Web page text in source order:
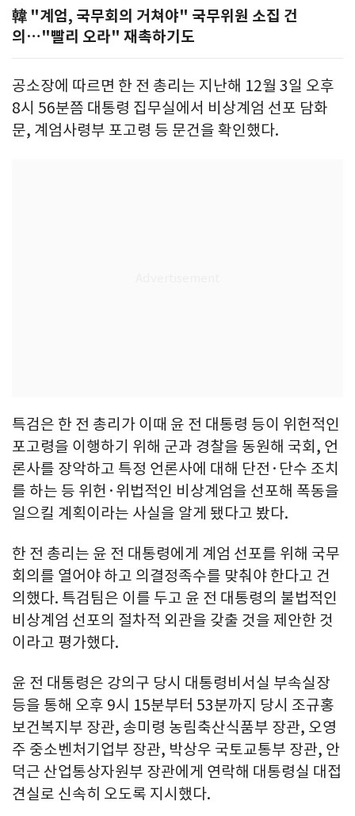
韓 "계엄, 국무회의 거쳐야" 국무위원 소집 건
의…"빨리 오라" 재촉하기도
공소장에 따르면 한 전 총리는 지난해 12월 3일 오후
8시 56분쯤 대통령 집무실에서 비상계엄 선포 담화
문, 계엄사령부 포고령 등 문건을 확인했다.
특검은 한 전 총리가 이때 윤 전 대통령 등이 위헌적인
포고령을 이행하기 위해 군과 경찰을 동원해 국회, 언
론사를 장악하고 특정 언론사에 대해 단전·단수 조치
를 하는 등 위헌·위법적인 비상계엄을 선포해 폭동을
일으킬 계획이라는 사실을 알게 됐다고 봤다.
한 전 총리는 윤 전 대통령에게 계엄 선포를 위해 국무
회의를 열어야 하고 의결정족수를 맞춰야 한다고 건
의했다. 특검팀은 이를 두고 윤 전 대통령의 불법적인
비상계엄 선포의 절차적 외관을 갖출 것을 제안한 것
이라고 평가했다.
윤 전 대통령은 강의구 당시 대통령비서실 부속실장
등을 통해 오후 9시 15분부터 53분까지 당시 조규홍
보건복지부 장관, 송미령 농림축산식품부 장관, 오영
주 중소벤처기업부 장관, 박상우 국토교통부 장관, 안
덕근 산업통상자원부 장관에게 연락해 대통령실 대접
견실로 신속히 오도록 지시했다.